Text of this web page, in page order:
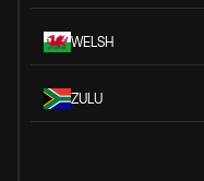
WELSH
ZULU